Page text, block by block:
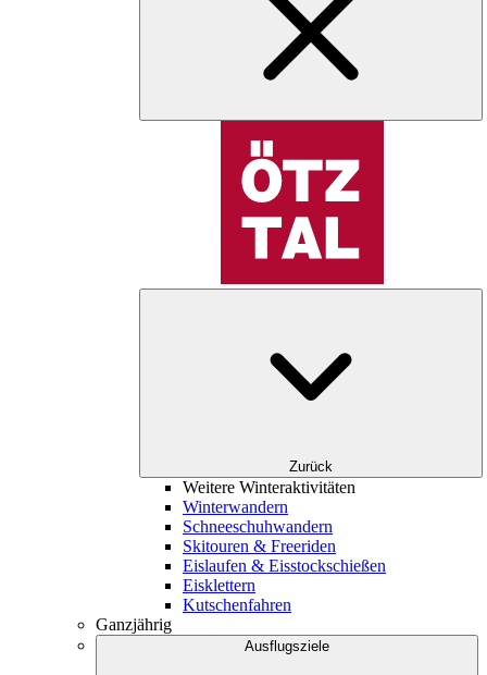
Zurück
Weitere Winteraktivitäten
Winterwandern
Schneeschuhwandern
Skitouren & Freeriden
Eislaufen & Eisstockschießen
Eisklettern
Kutschenfahren
Ganzjährig
Ausflugsziele